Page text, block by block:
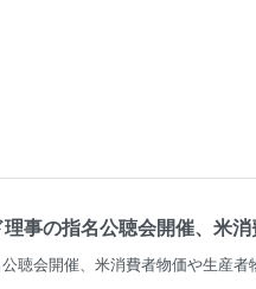
事の指名公聴会開催、米
聴会開催、米消費者物価や生産